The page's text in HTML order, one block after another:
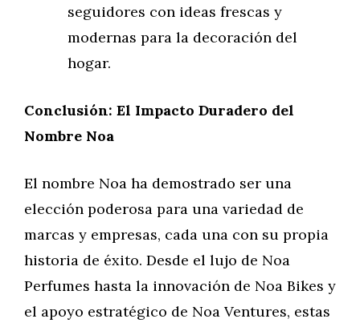
seguidores con ideas frescas y
modernas para la decoración del
hogar.
Conclusión: El Impacto Duradero del
Nombre Noa
El nombre Noa ha demostrado ser una
elección poderosa para una variedad de
marcas y empresas, cada una con su propia
historia de éxito. Desde el lujo de Noa
Perfumes hasta la innovación de Noa Bikes y
el apoyo estratégico de Noa Ventures, estas